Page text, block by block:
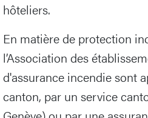
hôteliers.
En matière de protection
l’Association des
d'assurance incendie sont
canton, par un service